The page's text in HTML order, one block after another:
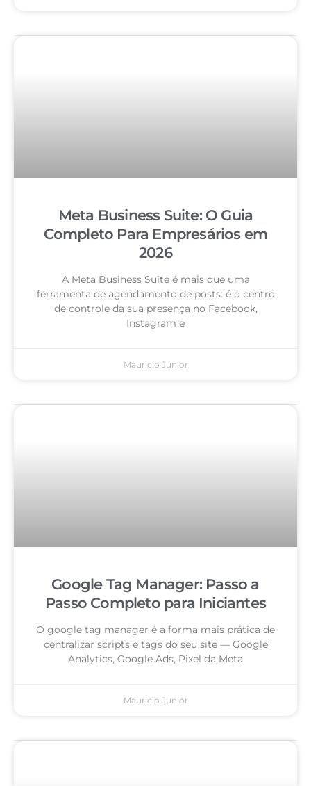
Meta Business Suite: O Guia
Completo Para Empresários em
2026
A Meta Business Suite é mais que uma
ferramenta de agendamento de posts: é o centro
de controle da sua presença no Facebook,
Instagram e
Mauricio Junior
Google Tag Manager: Passo a
Passo Completo para Iniciantes
O google tag manager é a forma mais prática de
centralizar scripts e tags do seu site — Google
Analytics, Google Ads, Pixel da Meta
Mauricio Junior